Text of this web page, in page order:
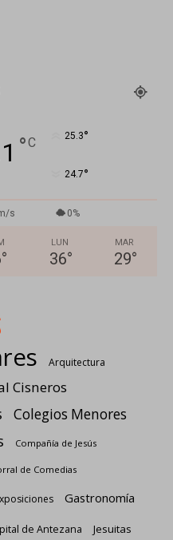
°C 25.3°
24.7°
s 0%
°
LUN
36°
MAR
29°
Arquitectura
Cisneros
Colegios Menores
Compañía de Jesús
de Comedias
Gastronomía
de Antezana Jesuitas